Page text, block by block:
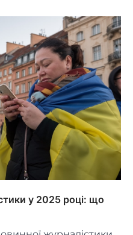
у 2025 році: що